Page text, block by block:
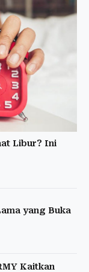
Libur? Ini
yang Buka
Kaitkan